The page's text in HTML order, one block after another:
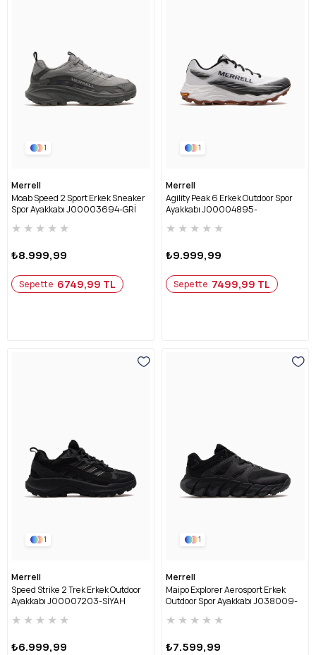
1
Merrell
Moab Speed 2 Sport Erkek Sneaker
Spor Ayakkabı J00003694-GRİ
★ ★ ★ ★ ★
₺8.999,99
Sepette 6749,99 TL
1
Merrell
Agility Peak 6 Erkek Outdoor Spor
Ayakkabı J00004895-
★ ★ ★ ★ ★
₺9.999,99
Sepette 7499,99 TL
1
Merrell
Speed Strike 2 Trek Erkek Outdoor
Ayakkabı J00007203-SİYAH
★ ★ ★ ★ ★
₺6.999,99
1
Merrell
Maipo Explorer Aerosport Erkek
Outdoor Spor Ayakkabı J038009-
★ ★ ★ ★ ★
₺7.599,99